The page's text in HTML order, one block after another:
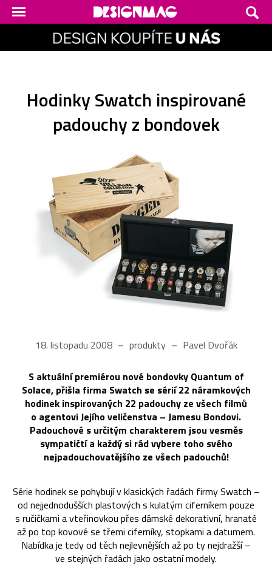
Hodinky Swatch inspirované
padouchy z bondovek
18. listopadu 2008 produkty Pavel Dvořák
S aktuální premiérou nové bondovky Quantum of
Solace, přišla firma Swatch se sérií 22 náramkových
hodinek inspirovaných 22 padouchy ze všech filmů
o agentovi Jejího veličenstva – Jamesu Bondovi.
Padouchové s určitým charakterem jsou vesměs
sympatičtí a každý si rád vybere toho svého
nejpadouchovatějšího ze všech padouchů!
Série hodinek se pohybují v klasických řadách firmy Swatch –
od nejjednodušších plastových s kulatým ciferníkem pouze
s ručičkami a vteřinovkou přes dámské dekorativní, hranaté
až po top kovové se třemi ciferníky, stopkami a datumem.
Nabídka je tedy od těch nejlevnějších až po ty nejdražší –
ve stejných řadách jako ostatní modely.